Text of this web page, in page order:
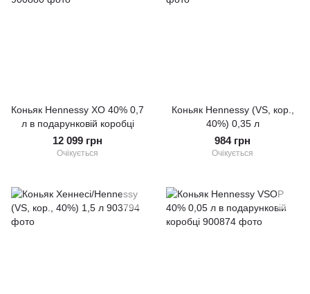
Коньяк Hennessy XO 40% 0,7
л в подарунковій коробці
12 099 грн
Очікується
Коньяк Hennessy (VS, кор.,
40%) 0,35 л
984 грн
Очікується